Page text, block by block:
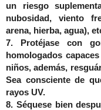
un riesgo
nubosidad, viento
arena, hierba, agua),
7. Protéjase con
homologados
niños, además,
Sea consciente de
rayos UV.
8. Séquese bien